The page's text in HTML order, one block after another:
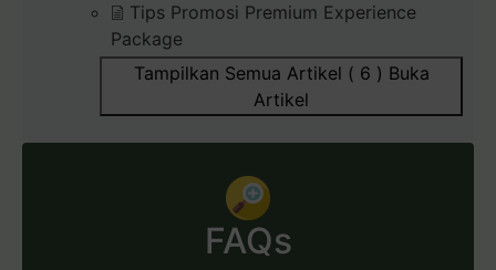
Tips Promosi Premium Experience
Package
Tampilkan Semua Artikel ( 6 ) Buka
Artikel
FAQs